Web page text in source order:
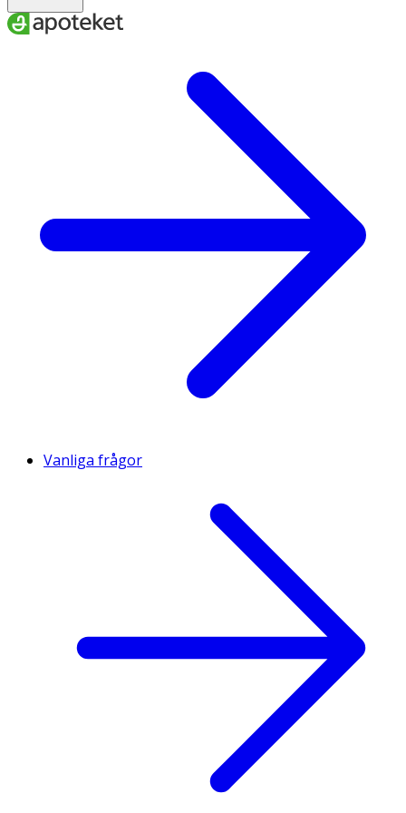
Vanliga frågor